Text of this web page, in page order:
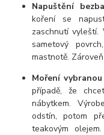
Napuštění
koření se
zaschnutí vyleští.
sametový
mastnotě.
Moření
případě, že
nábytkem.
odstín, potom
teakovým